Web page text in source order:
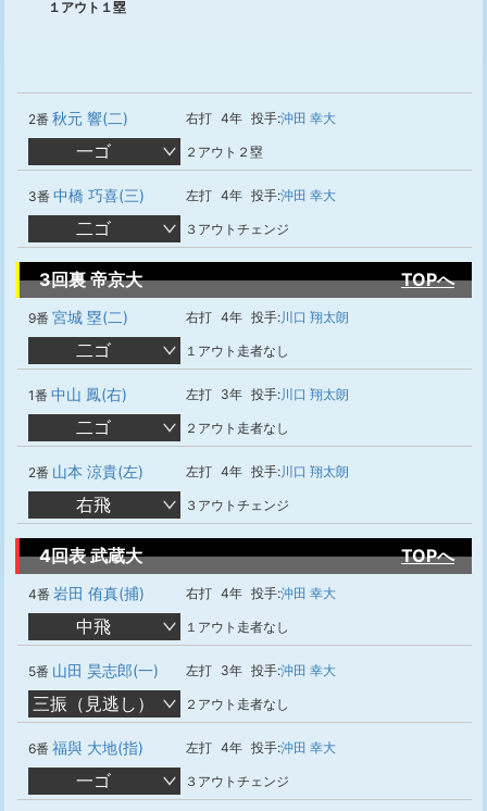
１アウト１塁
2番 秋元 響(二) 右打 4年 投手:沖田 幸大
一ゴ ２アウト２塁
3番 中橋 巧喜(三) 左打 4年 投手:沖田 幸大
二ゴ ３アウトチェンジ
3回裏 帝京大 TOPへ
9番 宮城 塁(二) 右打 4年 投手:川口 翔太朗
二ゴ １アウト走者なし
1番 中山 鳳(右) 左打 3年 投手:川口 翔太朗
二ゴ ２アウト走者なし
2番 山本 涼貴(左) 左打 4年 投手:川口 翔太朗
右飛 ３アウトチェンジ
4回表 武蔵大 TOPへ
4番 岩田 侑真(捕) 右打 4年 投手:沖田 幸大
中飛 １アウト走者なし
5番 山田 昊志郎(一) 左打 3年 投手:沖田 幸大
三振（見逃し） ２アウト走者なし
6番 福與 大地(指) 左打 4年 投手:沖田 幸大
一ゴ ３アウトチェンジ